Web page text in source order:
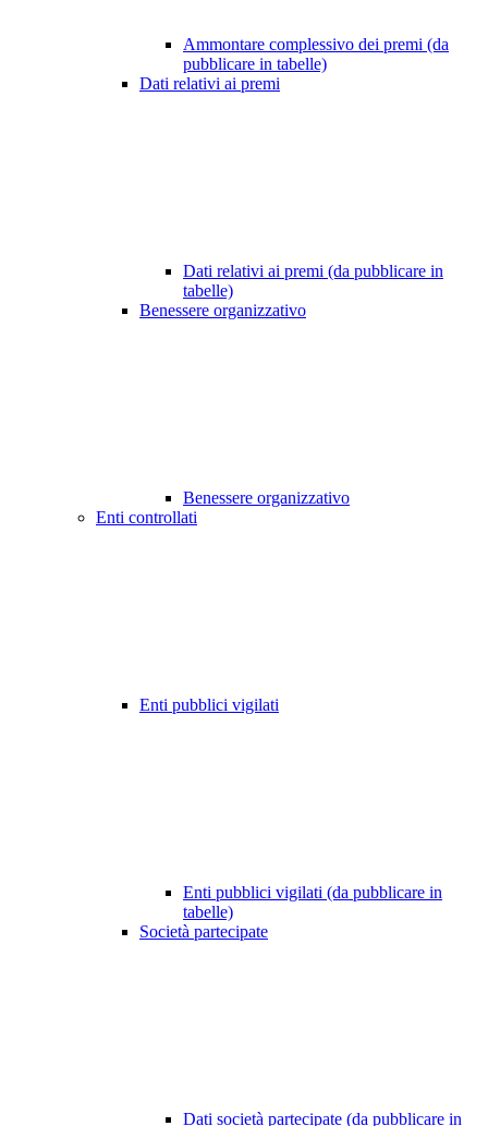
Ammontare complessivo dei premi (da
pubblicare in tabelle)
Dati relativi ai premi
Dati relativi ai premi (da pubblicare in
tabelle)
Benessere organizzativo
Benessere organizzativo
Enti controllati
Enti pubblici vigilati
Enti pubblici vigilati (da pubblicare in
tabelle)
Società partecipate
Dati società partecipate (da pubblicare in